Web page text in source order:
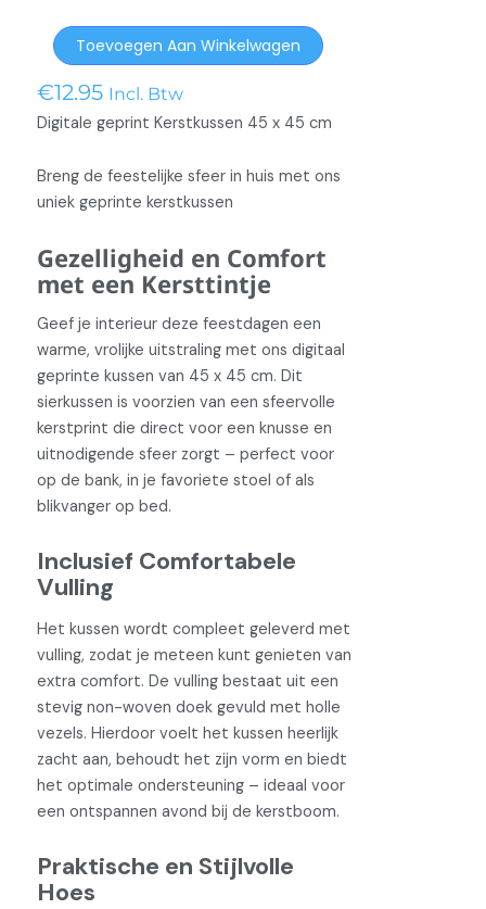
€12.95 Incl. Btw
Sierkussen
Geprint
Kerst
1
Toevoegen Aan Winkelwagen
Digitale geprint Kerstkussen 45 x 45 cm
Breng de feestelijke sfeer in huis met ons
uniek geprinte kerstkussen
Gezelligheid en Comfort
met een Kersttintje
Geef je interieur deze feestdagen een
warme, vrolijke uitstraling met ons digitaal
geprinte kussen van 45 x 45 cm. Dit
sierkussen is voorzien van een sfeervolle
kerstprint die direct voor een knusse en
uitnodigende sfeer zorgt – perfect voor
op de bank, in je favoriete stoel of als
blikvanger op bed.
Inclusief Comfortabele
Vulling
Het kussen wordt compleet geleverd met
vulling, zodat je meteen kunt genieten van
extra comfort. De vulling bestaat uit een
stevig non-woven doek gevuld met holle
vezels. Hierdoor voelt het kussen heerlijk
zacht aan, behoudt het zijn vorm en biedt
het optimale ondersteuning – ideaal voor
een ontspannen avond bij de kerstboom.
Praktische en Stijlvolle
Hoes